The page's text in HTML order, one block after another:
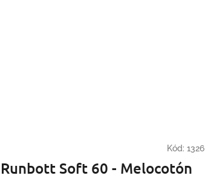
Kód: 1326
Runbott Soft 60 - Melocotón